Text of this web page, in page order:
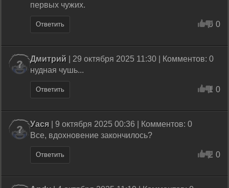
первых чужих.
Ответить 0 0
Дмитрий | 29 октября 2025 11:30 | Комментов: 0
нудная чушь...
Ответить 1 0
Уася | 9 октября 2025 00:36 | Комментов: 0
Все, вдохновение закончилось?
Ответить 2 0